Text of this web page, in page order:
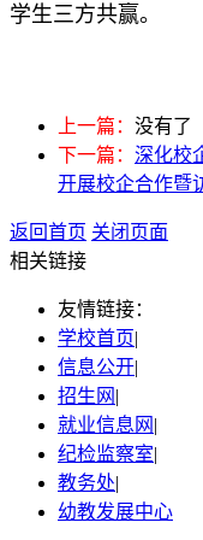
学生三方共赢。
上一篇： 没有了
下一篇： 深化校
开展校企合作暨
返回首页 关闭页面
相关链接
友情链接：
学校首页|
信息公开|
招生网 |
就业信息网 |
纪检监察室|
教务处|
幼教发展中心